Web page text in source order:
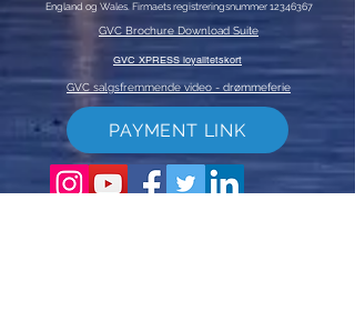
England og Wales. Firmaets registreringsnummer 12346367
GVC Brochure Download Suite
GVC XPRESS loyalitetskort
GVC salgsfremmende video - drømmeferie
PAYMENT LINK